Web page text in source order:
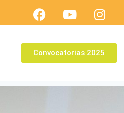
Convocatorias 2025